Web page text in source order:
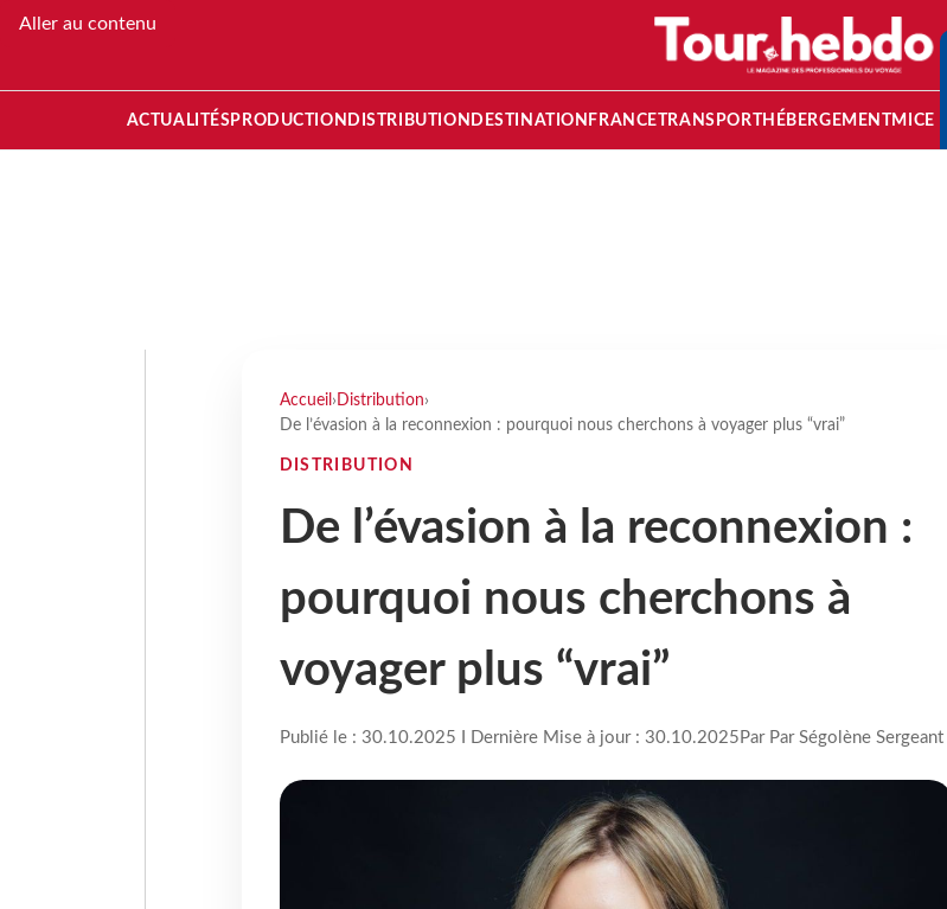
Aller au contenu
ACTUALITÉS PRODUCTION DISTRIBUTION DESTINATION FRANCETRANSPORT HÉBERGEMENTMICE
Accueil › Distribution›
De l’évasion à la reconnexion : pourquoi nous cherchons à voyager plus “vrai”
DISTRIBUTION
De l’évasion à la reconnexion :
pourquoi nous cherchons à
voyager plus “vrai”
Publié le : 30.10.2025 I Dernière Mise à jour : 30.10.2025 Par Par Ségolène Sergeant